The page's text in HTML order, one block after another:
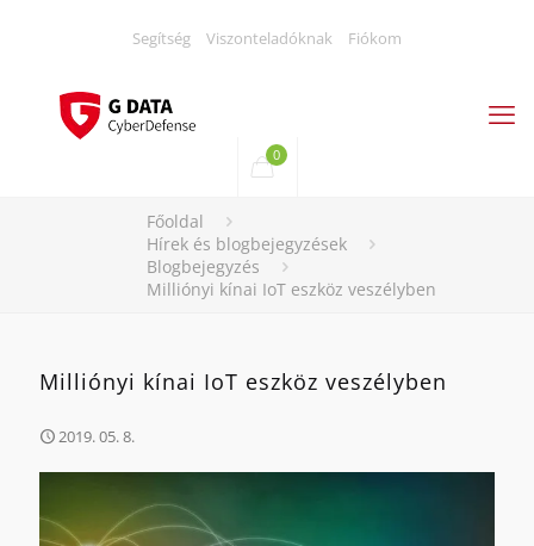
Segítség Viszonteladóknak Fiókom
0
Főoldal
Hírek és blogbejegyzések
Blogbejegyzés
Milliónyi kínai IoT eszköz veszélyben
Milliónyi kínai IoT eszköz veszélyben
2019. 05. 8.